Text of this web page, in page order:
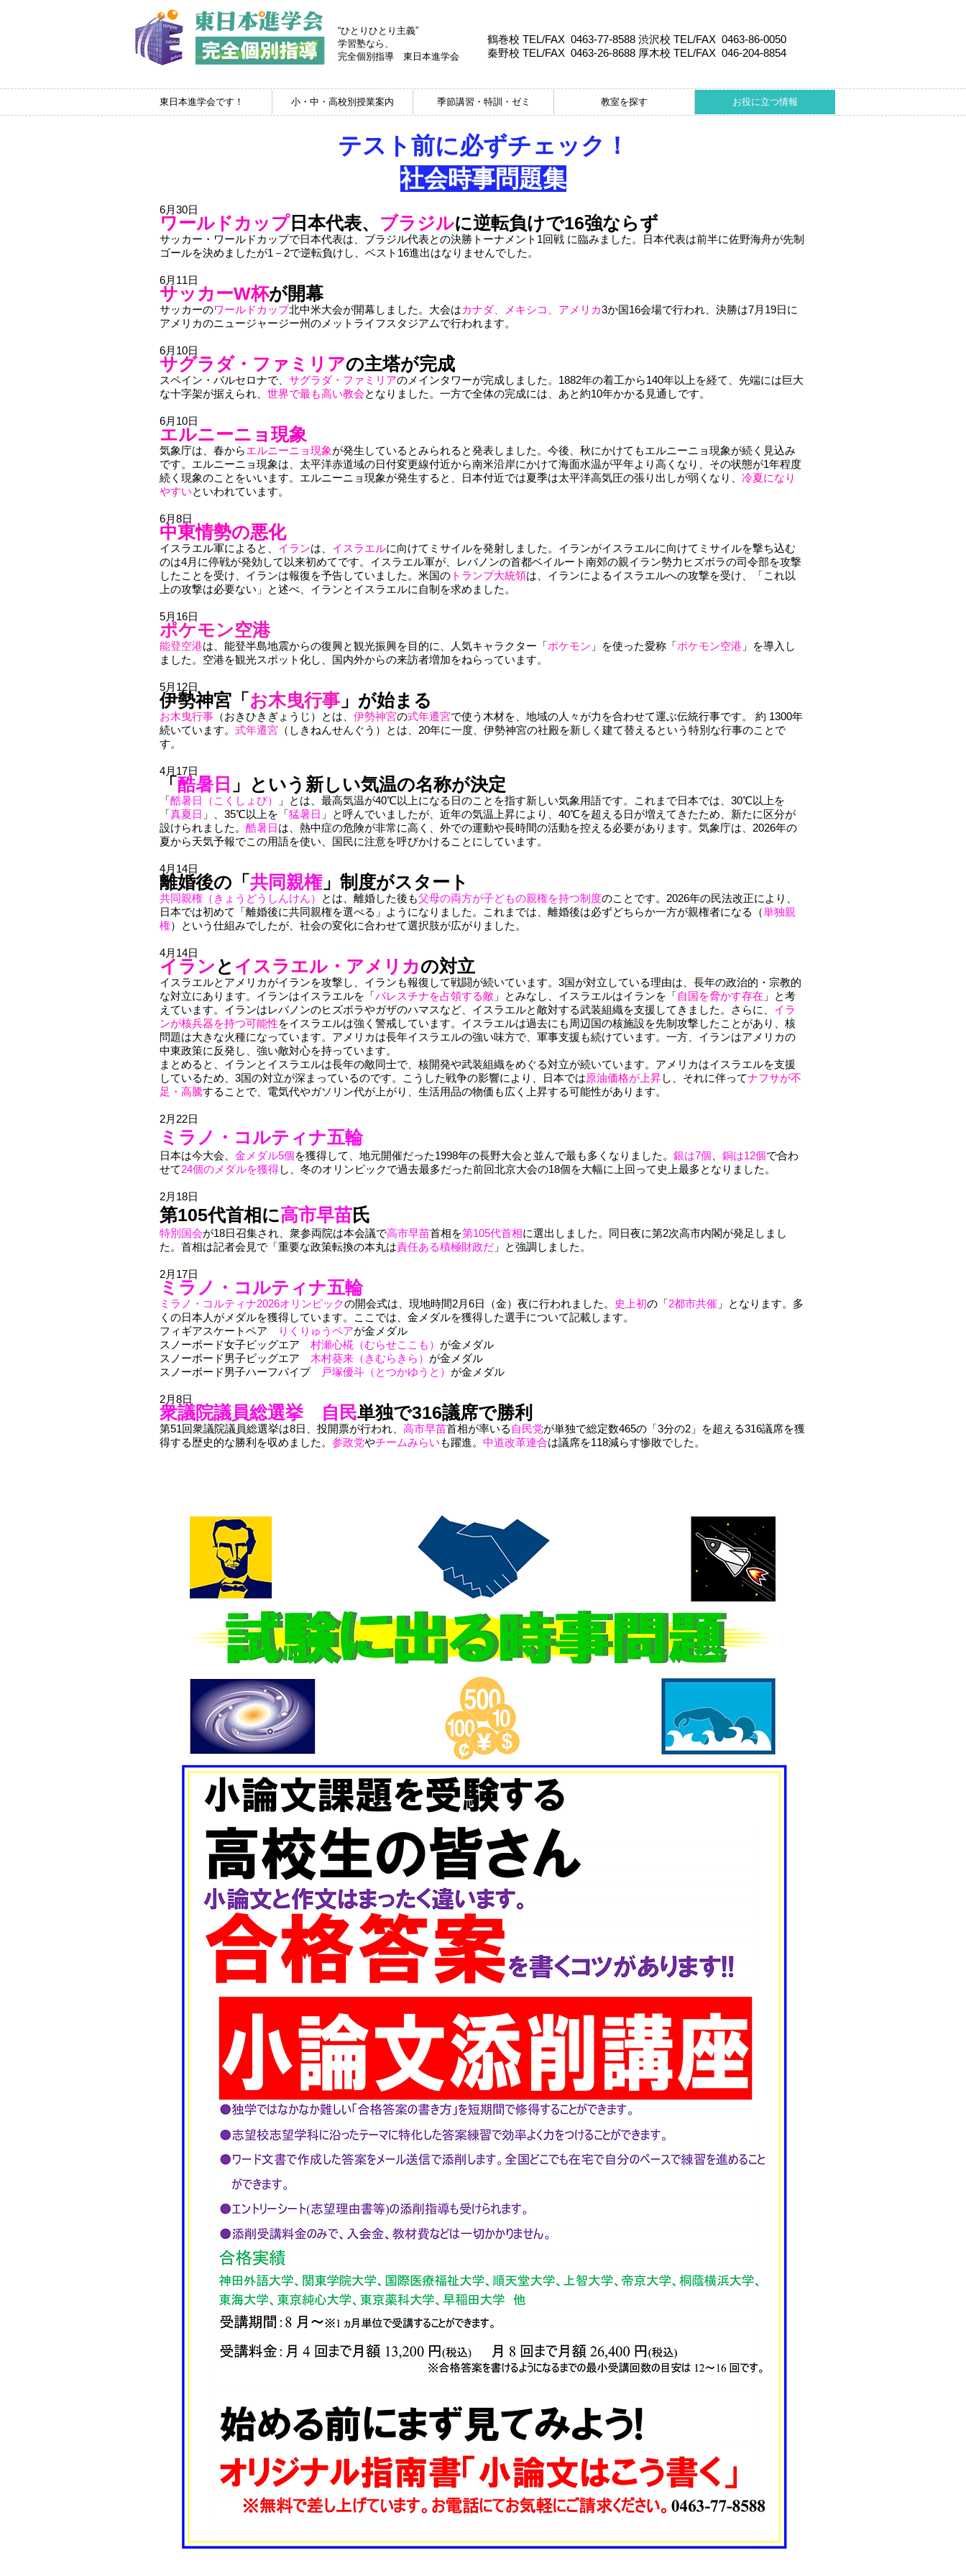
“ひとりひとり主義”
学習塾なら、
完全個別指導 東日本進学会
鶴巻校 TEL/FAX 0463-77-8588 渋沢校 TEL/FAX 0463-86-0050
秦野校 TEL/FAX 0463-26-8688 厚木校 TEL/FAX 046-204-8854
東日本進学会です！ 小・中・高校別授業案内 季節講習・特訓・ゼミ 教室を探す お役に立つ情報
テスト前に必ずチェック！
​社会時事問題集
6月30日
ワールドカップ日本代表、 ブラジルに逆転負けで16強ならず
サッカー・ワールドカップで日本代表は、ブラジル代表との決勝トーナメント1回戦 に臨みました。日本代表は前半に佐野海舟が先制
ゴールを決めましたが1－2で逆転負けし、ベスト16進出はなりませんでした。
6月11日
サッカーW杯が開幕
サッカーのワールドカップ北中米大会が開幕しました。大会はカナダ、メキシコ、アメリカ3か国16会場で行われ、決勝は7月19日に
アメリカのニュージャージー州のメットライフスタジアムで行われます。
6月10日
サグラダ・ファミリアの主塔が完成
スペイン・バルセロナで、 サグラダ・ファミリアのメインタワーが完成しました。1882年の着工から140年以上を経て、先端には巨大
な十字架が据えられ、 世界で最も高い教会となりました。一方で全体の完成には、あと約10年かかる見通しです。
6月10日
エルニーニョ現象
気象庁は、春からエルニーニョ現象が発生しているとみられると発表しました。今後、秋にかけてもエルニーニョ現象が続く見込み
です。エルニーニョ現象は、太平洋赤道域の日付変更線付近から南米沿岸にかけて海面水温が平年より高くなり、その状態が1年程度
続く現象のことをいいます。エルニーニョ現象が発生すると、日本付近では夏季は太平洋高気圧の張り出しが弱くなり、 冷夏になり
やすいといわれています。
6月8日
中東情勢の悪化
イスラエル軍によると、 イランは、 イスラエルに向けてミサイルを発射しました。イランがイスラエルに向けてミサイルを撃ち込む
のは4月に停戦が発効して以来初めてです。イスラエル軍が、レバノンの首都ベイルート南郊の親イラン勢力ヒズボラの司令部を攻撃
したことを受け、イランは報復を予告していました。米国の トランプ大統領は、イランによるイスラエルへの攻撃を受け、「これ以
上の攻撃は必要ない」と述べ、イランとイスラエルに自制を求めました。
5月16日
ポケモン空港
能登空港は、能登半島地震からの復興と観光振興を目的に、人気キャラクター「ポケモン 」を使った愛称「ポケモン空港 」を導入し
ました。空港を観光スポット化し、国内外からの来訪者増加をねらっています。
5月12日
伊勢神宮「 お木曳行事 」が始まる
お木曳行事 （おきひきぎょうじ）とは、 伊勢神宮の式年遷宮で使う木材を、地域の人々が力を合わせて運ぶ伝統行事です。 約 1300年
続いています。 式年遷宮 （しきねんせんぐう）とは、20年に一度、伊勢神宮の社殿を新しく建て替えるという特別な行事のことで
す。
4月17日
「 酷暑日 」という新しい気温の名称が決定
「酷暑日（こくしょび）
」とは、最高気温が40℃以上になる日のことを指す新しい気象用語です。これまで日本では、30℃以上を
「真夏日 」、35℃以上を「猛暑日 」と呼んでいましたが、近年の気温上昇により、40℃を超える日が増えてきたため、新たに区分が
設けられました。 酷暑日は、熱中症の危険が非常に高く、外での運動や長時間の活動を控える必要があります。気象庁は、2026年の
夏から天気予報でこの用語を使い、国民に注意を呼びかけることにしています。
4月14日
離婚後の「 共同親権」制度がスタート
共同親権（きょうどうしんけん） とは、離婚した後も父母の両方が子どもの親権を持つ制度のことです。2026年の民法改正により、
日本では初めて「離婚後に共同親権を選べる」ようになりました。これまでは、離婚後は必ずどちらか一方が親権者になる（単独親
権）という仕組みでしたが、社会の変化に合わせて選択肢が広がりました。
4月14日
イラン と イスラエル・アメリカの対立
イスラエルとアメリカがイランを攻撃し、イランも報復して戦闘が続いています。3国が対立している理由は、長年の政治的・宗教的
な対立にあります。イランはイスラエルを「パレスチナを占領する敵 」とみなし、イスラエルはイランを「自国を脅かす存在 」と考
えています。イランはレバノンのヒズボラやガザのハマスなど、イスラエルと敵対する武装組織を支援してきました。さらに、 イラ
ンが核兵器を持つ可能性をイスラエルは強く警戒しています。イスラエルは過去にも周辺国の核施設を先制攻撃したことがあり、核
問題は大きな火種になっています。アメリカは長年イスラエルの強い味方で、軍事支援も続けています。一方、イランはアメリカの
中東政策に反発し、強い敵対心を持っています。
まとめると、イランとイスラエルは長年の敵同士で、核開発や武装組織をめぐる対立が続いています。アメリカはイスラエルを支援
しているため、3国の対立が深まっているのです。こうした戦争の影響により、日本では原油価格が上昇し、それに伴ってナフサが不
足・高騰することで、電気代やガソリン代が上がり、生活用品の物価も広く上昇する可能性があります。
2月22日
ミラノ・コルティナ五輪
日本は今大会、 金メダル5個を獲得して、地元開催だった1998年の長野大会と並んで最も多くなりました。 銀は7個 銅は12個で合わ
せて24個のメダルを獲得し、冬のオリンピックで過去最多だった前回北京大会の18個を大幅に上回って史上最多となりました。
2月18日
第105代首相に高市早苗氏
特別国会が18日召集され、衆参両院は本会議で高市早苗首相を第105代首相に選出しました。同日夜に第2次高市内閣が発足しまし
た。首相は記者会見で「重要な政策転換の本丸は責任ある積極財政だ 」と強調しました。
2月17日
ミラノ・コルティナ五輪
ミラノ・コルティナ2026オリンピックの開会式は、現地時間2月6日（金）夜に行われました。 史上初の「2都市共催 」となります。多
くの日本人がメダルを獲得しています。ここでは、金メダルを獲得した選手について記載します。
フィギアスケートペア
りくりゅうペアが金メダル
スノーボード女子ビッグエア 村瀬心椛（むらせここも） が金メダル
スノーボード男子ビッグエア 木村葵来（きむらきら） が金メダル
スノーボード男子ハーフパイプ
戸塚優斗（とつかゆうと） が金メダル
2月8日
衆議院議員総選挙 自民単独で316議席で勝利
第51回衆議院議員総選挙は8日、投開票が行われ、 高市早苗首相が率いる 自民党が単独で総定数465の「3分の2」を超える316議席を獲
得する歴史的な勝利を収めました。 参政党やチームみらいも躍進。 中道改革連合は議席を118減らす惨敗でした。